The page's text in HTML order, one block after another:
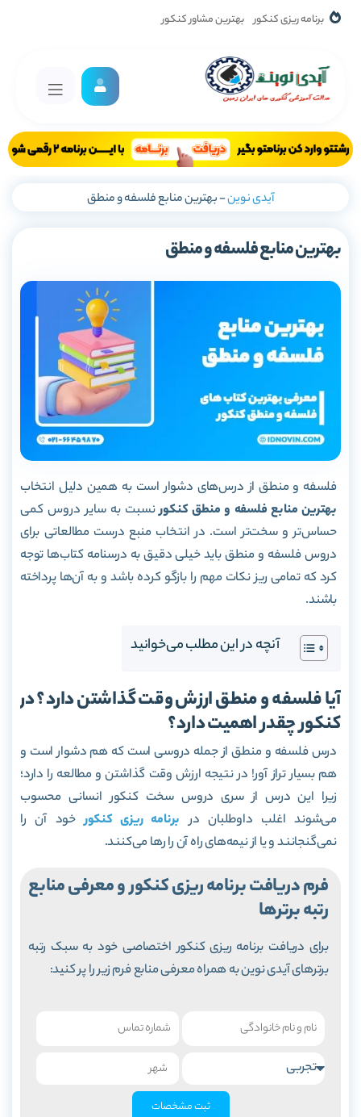
برنامه ریزی کنکور بهترین مشاور کنکور
آیدی نوین-بهترین منابع فلسفه و منطق
بهترین منابع فلسفه و منطق
فلسفه و منطق از درس‌های دشوار است به همین دلیل انتخاب
بهترین منابع فلسفه و منطق کنکورنسبت به سایر دروس کمی
حساس‌تر و سخت‌تر است. در انتخاب منبع درست مطالعاتی برای
دروس فلسفه و منطق باید خیلی دقیق به درسنامه کتاب‌ها توجه
کرد که تمامی ریز نکات مهم را بازگو کرده باشد و به آن‌ها پرداخته
باشند.
آنچه در این مطلب می‌خوانید
آیا فلسفه و منطق ارزش وقت گذاشتن دارد؟ در
کنکور چقدر اهمیت دارد؟
درس فلسفه و منطق از جمله دروسی است که هم دشوار است و
هم بسیار تراز آور! در نتیجه ارزش وقت گذاشتن و مطالعه را دارد؛
زیرا این درس از سری دروس سخت کنکور انسانی محسوب
می‌شوند اغلب داوطلبان در برنامه ریزی کنکورخود آن را
نمی‌گنجانند و یا از نیمه‌های راه آن را رها می‌کنند.
فرم دریافت برنامه ریزی کنکور و معرفی منابع
رتبه برترها
برای دریافت برنامه ریزی کنکور اختصاصی خود به سبک رتبه
برترهای آیدی نوین به همراه معرفی منابع فرم زیر را پر کنید:
ثبت مشخصات